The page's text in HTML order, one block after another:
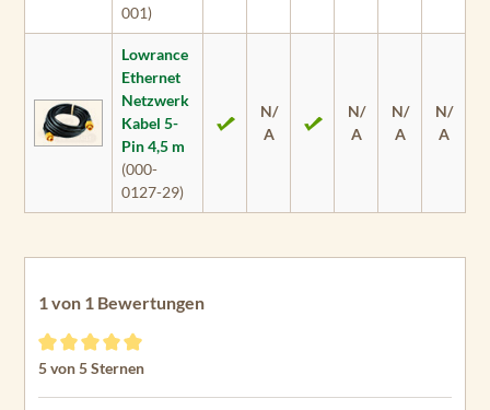
001)
Lowrance
Ethernet
Netzwerk
Kabel 5-
Pin 4,5 m
(000-
0127-29)
N/
A
N/
A
N/
A
N/
A
1 von 1 Bewertungen
Durchschnittliche Bewertung von 5 von 5 Sternen
5 von 5 Sternen